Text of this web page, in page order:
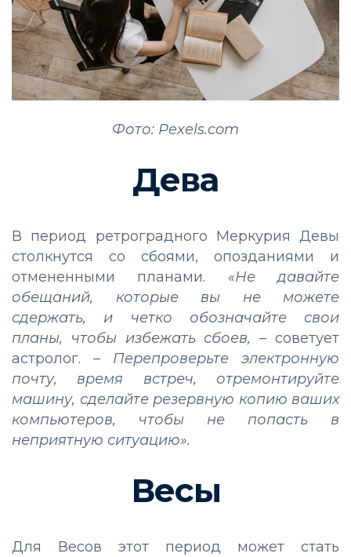
Фото: Pexels.com
Дева
В период ретроградного Меркурия Девы
столкнутся со сбоями, опозданиями и
отмененными планами. «Не давайте
обещаний, которые вы не можете
сдержать, и четко обозначайте свои
планы, чтобы избежать сбоев, – советует
астролог. – Перепроверьте электронную
почту, время встреч, отремонтируйте
машину, сделайте резервную копию ваших
компьютеров, чтобы не попасть в
неприятную ситуацию».
Весы
Для Весов этот период может стать